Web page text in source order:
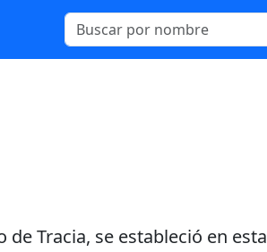
Tracia, se estableció en esta